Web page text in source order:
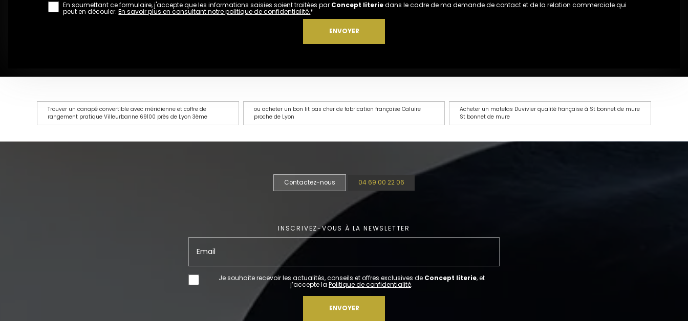
En soumettant ce formulaire, j'accepte que les informations saisies soient traitées par Concept literiedans le cadre de ma demande de contact et de la relation commerciale qui
peut en découler.En savoir plus en consultant notre politique de confidentialité.*
Trouver un canapé convertible avec méridienne et coffre de
rangement pratique Villeurbanne 69100 près de Lyon 3ème
ou acheter un bon lit pas cher de fabrication française Caluire
proche de Lyon
Acheter un matelas Duvivier qualité française à St bonnet de mure
St bonnet de mure
Contactez-nous 04 69 00 22 06
INSCRIVEZ-VOUS À LA NEWSLETTER
Email
Je souhaite recevoir les actualités, conseils et offres exclusives de Concept literie, et
j’accepte la Politique de confidentialité.